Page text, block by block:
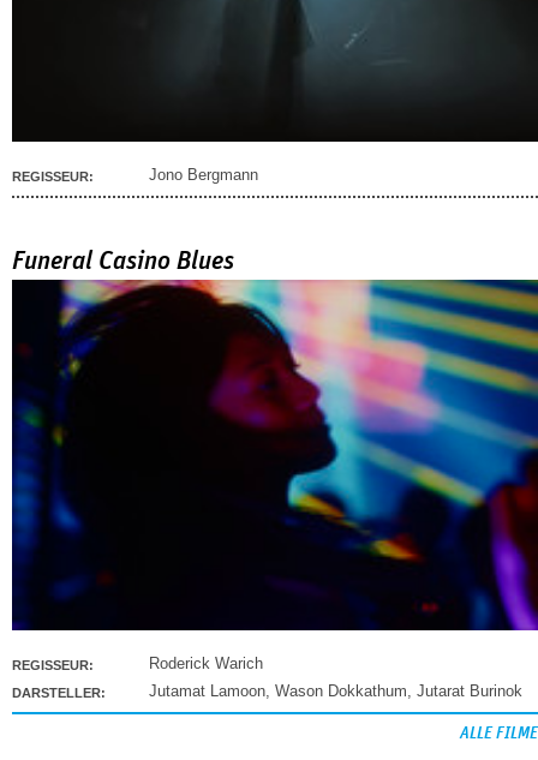
REGISSEUR: Jono Bergmann
Funeral Casino Blues
REGISSEUR: Roderick Warich
DARSTELLER: Jutamat Lamoon Wason Dokkathum Jutarat Burinok
ALLE FILME